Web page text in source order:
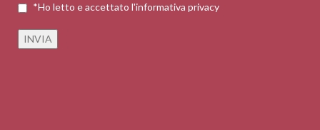
*Ho letto e accettato l'informativa privacy